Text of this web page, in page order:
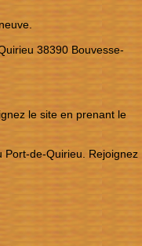
38390 Bouvesse-
le site en prenant le
Port-de-Quirieu. Rejoignez